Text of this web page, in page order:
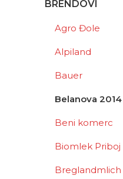
BRENDOVI
Agro Đole
Alpiland
Bauer
Belanova 2014
Beni komerc
Biomlek Priboj
Breglandmlich